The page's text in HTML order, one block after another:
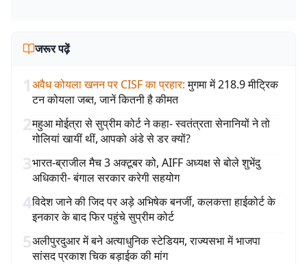
जरूर पढ़ें
1अवैध कोयला खनन पर CISF का प्रहार: मुगमा में 218.9 मीट्रिक
टन कोयला जब्त, जानें कितनी है कीमत
2महुआ मोईत्रा से सुप्रीम कोर्ट ने कहा- स्वतंत्रता सेनानियों ने तो
गोलियां खायीं थीं, आपको अंडे से डर क्यों?
3भारत-ब्राजील मैच 3 अक्टूबर को, AIFF अध्यक्ष से बोले शुभेंदु
अधिकारी- बंगाल सरकार करेगी सहयोग
4विदेश जाने की जिद पर अड़े अभिषेक बनर्जी, कलकत्ता हाईकोर्ट के
इनकार के बाद फिर पहुंचे सुप्रीम कोर्ट
5अलीपुरदुआर में बने अत्याधुनिक स्टेडियम, राज्यसभा में भाजपा
सांसद प्रकाश चिक बड़ाईक की मांग